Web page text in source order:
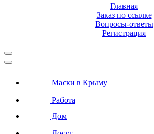
Главная
Заказ по ссылке
Вопросы-ответы
Регистрация
Маски в Крыму
Работа
Дом